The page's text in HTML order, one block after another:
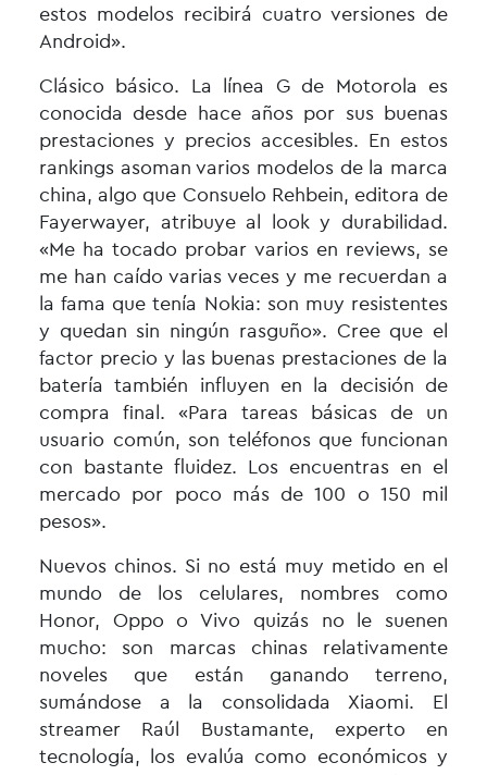
estos modelos recibirá cuatro versiones de
Android».
Clásico básico. La línea G de Motorola es
conocida desde hace años por sus buenas
prestaciones y precios accesibles. En estos
rankings asoman varios modelos de la marca
china, algo que Consuelo Rehbein, editora de
Fayerwayer, atribuye al look y durabilidad.
«Me ha tocado probar varios en reviews, se
me han caído varias veces y me recuerdan a
la fama que tenía Nokia: son muy resistentes
y quedan sin ningún rasguño». Cree que el
factor precio y las buenas prestaciones de la
batería también influyen en la decisión de
compra final. «Para tareas básicas de un
usuario común, son teléfonos que funcionan
con bastante fluidez. Los encuentras en el
mercado por poco más de 100 o 150 mil
pesos».
Nuevos chinos. Si no está muy metido en el
mundo de los celulares, nombres como
Honor, Oppo o Vivo quizás no le suenen
mucho: son marcas chinas relativamente
noveles que están ganando terreno,
sumándose a la consolidada Xiaomi. El
streamer Raúl Bustamante, experto en
tecnología, los evalúa como económicos y